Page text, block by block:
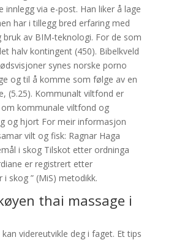
innlegg via e-post. Han liker å lage
har i tillegg bred erfaring med
av BIM-teknologi. For de som
halv kontingent (450). Bibelkveld
synes norske porno
og til å komme som følge av en
(5.25). Kommunalt viltfond er
kommunale viltfond og
og hjort For meir informasjon
vilt og fisk: Ragnar Haga
i skog Tilskot etter ordninga
er registrert etter
i skog ” (MiS) metodikk.
thai massage i
videreutvikle deg i faget. Et tips